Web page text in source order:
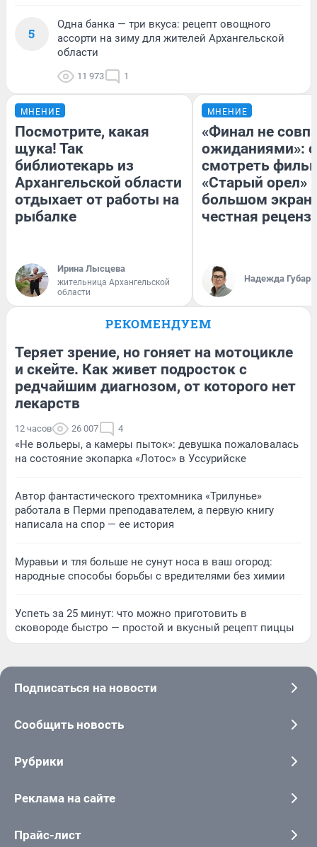
5
Одна банка — три вкуса: рецепт овощного
ассорти на зиму для жителей Архангельской
области
11 973 1
МНЕНИЕ
Посмотрите, какая
щука! Так
библиотекарь из
Архангельской области
отдыхает от работы на
рыбалке
Ирина Лысцева
жительница Архангельской
области
МНЕНИЕ
«Финал не
ожиданиями»:
смотреть
«Старый орел»
большом
честная
Надежда Губарь
РЕКОМЕНДУЕМ
Теряет зрение, но гоняет на мотоцикле
и скейте. Как живет подросток с
редчайшим диагнозом, от которого нет
лекарств
12 часов 26 007 4
«Не вольеры, а камеры пыток»: девушка пожаловалась
на состояние экопарка «Лотос» в Уссурийске
Автор фантастического трехтомника «Трилунье»
работала в Перми преподавателем, а первую книгу
написала на спор — ее история
Муравьи и тля больше не сунут носа в ваш огород:
народные способы борьбы с вредителями без химии
Успеть за 25 минут: что можно приготовить в
сковороде быстро — простой и вкусный рецепт пиццы
Подписаться на новости
Сообщить новость
Рубрики
Реклама на сайте
Прайс-лист